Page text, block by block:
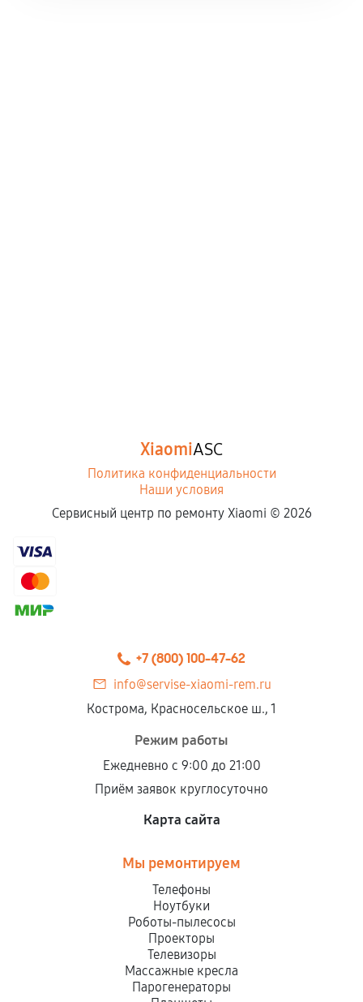
XiaomiASC
Политика конфиденциальности
Наши условия
Сервисный центр по ремонту Xiaomi © 2026
+7 (800) 100-47-62
info@servise-xiaomi-rem.ru
Кострома, Красносельское ш., 1
Режим работы
Ежедневно с 9:00 до 21:00
Приём заявок круглосуточно
Карта сайта
Мы ремонтируем
Телефоны
Ноутбуки
Роботы-пылесосы
Проекторы
Телевизоры
Массажные кресла
Парогенераторы